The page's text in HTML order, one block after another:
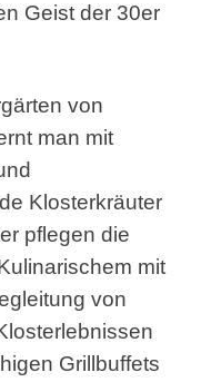
Geist der 30er
von
man mit
Klosterkräuter
pflegen die
mit
von
Grillbuffets